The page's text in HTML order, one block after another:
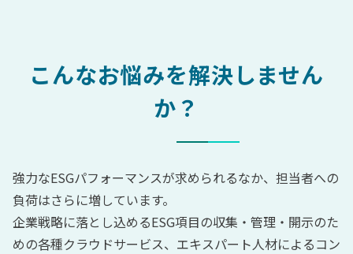
こんなお悩みを解決しません
か？
強力なESGパフォーマンスが求められるなか、担当者への
負荷はさらに増しています。
企業戦略に落とし込めるESG項目の収集・管理・開示のた
めの各種クラウドサービス、エキスパート人材によるコン